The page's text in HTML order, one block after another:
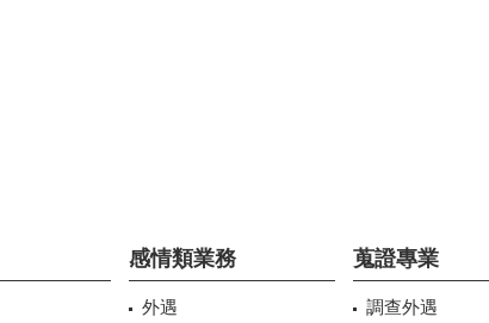
感情類業務
外遇
蒐證專業
調查外遇